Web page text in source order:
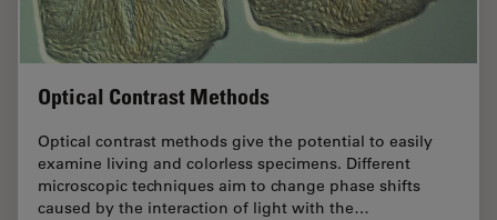
Optical Contrast Methods
Optical contrast methods give the potential to easily
examine living and colorless specimens. Different
microscopic techniques aim to change phase shifts
caused by the interaction of light with the…